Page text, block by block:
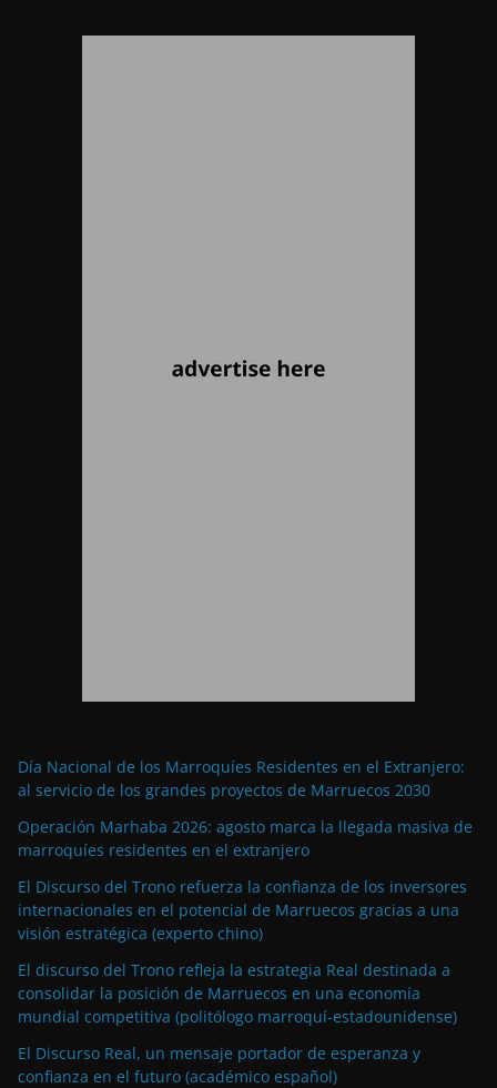
Día Nacional de los Marroquíes Residentes en el Extranjero:
al servicio de los grandes proyectos de Marruecos 2030
Operación Marhaba 2026: agosto marca la llegada masiva de
marroquíes residentes en el extranjero
El Discurso del Trono refuerza la confianza de los inversores
internacionales en el potencial de Marruecos gracias a una
visión estratégica (experto chino)
El discurso del Trono refleja la estrategia Real destinada a
consolidar la posición de Marruecos en una economía
mundial competitiva (politólogo marroquí-estadounidense)
El Discurso Real, un mensaje portador de esperanza y
confianza en el futuro (académico español)